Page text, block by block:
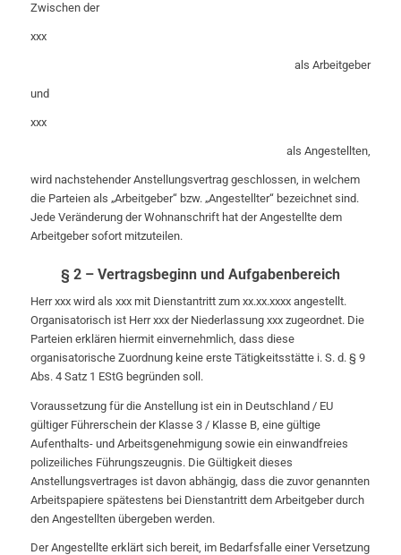
Zwischen der
xxx
als Arbeitgeber
und
xxx
als Angestellten,
wird nachstehender Anstellungsvertrag geschlossen, in welchem
die Parteien als „Arbeitgeber“ bzw. „Angestellter“ bezeichnet sind.
Jede Veränderung der Wohnanschrift hat der Angestellte dem
Arbeitgeber sofort mitzuteilen.
§ 2 – Vertragsbeginn und Aufgabenbereich
Herr xxx wird als xxx mit Dienstantritt zum xx.xx.xxxx angestellt.
Organisatorisch ist Herr xxx der Niederlassung xxx zugeordnet. Die
Parteien erklären hiermit einvernehmlich, dass diese
organisatorische Zuordnung keine erste Tätigkeitsstätte i. S. d. § 9
Abs. 4 Satz 1 EStG begründen soll.
Voraussetzung für die Anstellung ist ein in Deutschland / EU
gültiger Führerschein der Klasse 3 / Klasse B, eine gültige
Aufenthalts- und Arbeitsgenehmigung sowie ein einwandfreies
polizeiliches Führungszeugnis. Die Gültigkeit dieses
Anstellungsvertrages ist davon abhängig, dass die zuvor genannten
Arbeitspapiere spätestens bei Dienstantritt dem Arbeitgeber durch
den Angestellten übergeben werden.
Der Angestellte erklärt sich bereit, im Bedarfsfalle einer Versetzung